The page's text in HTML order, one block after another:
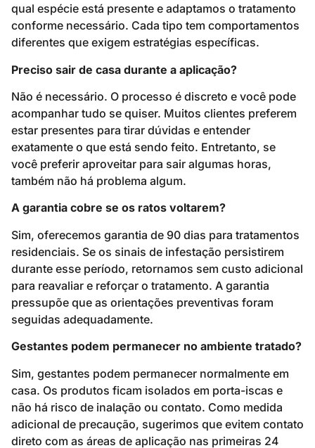
qual espécie está presente e adaptamos o tratamento
conforme necessário. Cada tipo tem comportamentos
diferentes que exigem estratégias específicas.
Preciso sair de casa durante a aplicação?
Não é necessário. O processo é discreto e você pode
acompanhar tudo se quiser. Muitos clientes preferem
estar presentes para tirar dúvidas e entender
exatamente o que está sendo feito. Entretanto, se
você preferir aproveitar para sair algumas horas,
também não há problema algum.
A garantia cobre se os ratos voltarem?
Sim, oferecemos garantia de 90 dias para tratamentos
residenciais. Se os sinais de infestação persistirem
durante esse período, retornamos sem custo adicional
para reavaliar e reforçar o tratamento. A garantia
pressupõe que as orientações preventivas foram
seguidas adequadamente.
Gestantes podem permanecer no ambiente tratado?
Sim, gestantes podem permanecer normalmente em
casa. Os produtos ficam isolados em porta-iscas e
não há risco de inalação ou contato. Como medida
adicional de precaução, sugerimos que evitem contato
direto com as áreas de aplicação nas primeiras 24